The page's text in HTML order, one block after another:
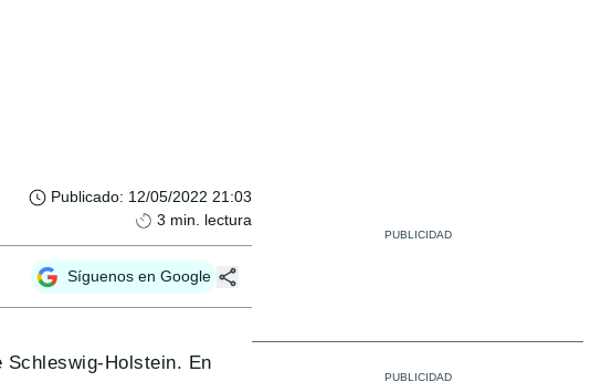
Publicado: 12/05/2022 21:03
3 min. lectura
Síguenos en Google
Holstein. En